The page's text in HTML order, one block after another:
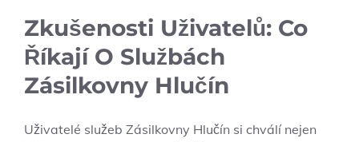
Zkušenosti Uživatelů: Co
Říkají O Službách
Zásilkovny Hlučín
Uživatelé služeb Zásilkovny Hlučín si chválí nejen